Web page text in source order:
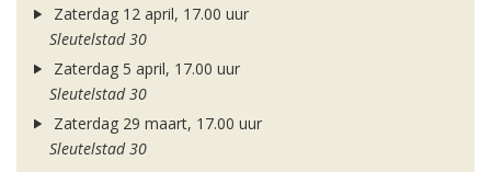
Zaterdag 12 april, 17.00 uur
Sleutelstad 30
Zaterdag 5 april, 17.00 uur
Sleutelstad 30
Zaterdag 29 maart, 17.00 uur
Sleutelstad 30